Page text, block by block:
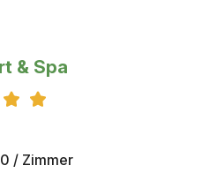
& Spa
/ Zimmer